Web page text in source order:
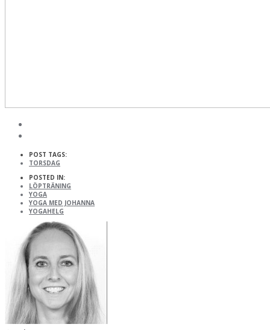
POST TAGS:
TORSDAG
POSTED IN:
LÖPTRÄNING
YOGA
YOGA MED JOHANNA
YOGAHELG